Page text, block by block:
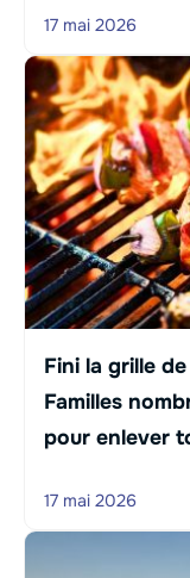
17 mai 2026
Fini la grille
Familles
pour enlever
17 mai 2026